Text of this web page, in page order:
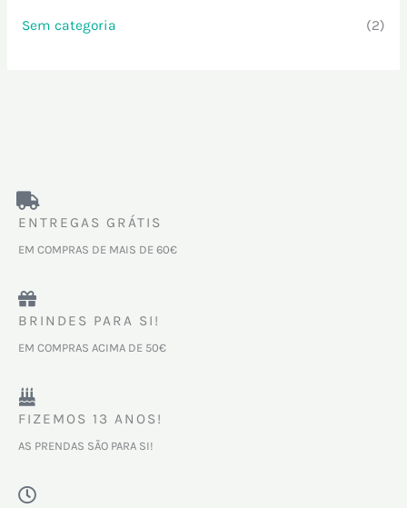
Sem categoria (2)
ENTREGAS GRÁTIS
EM COMPRAS DE MAIS DE 60€
BRINDES PARA SI!
EM COMPRAS ACIMA DE 50€
FIZEMOS 13 ANOS!
AS PRENDAS SÃO PARA SI!